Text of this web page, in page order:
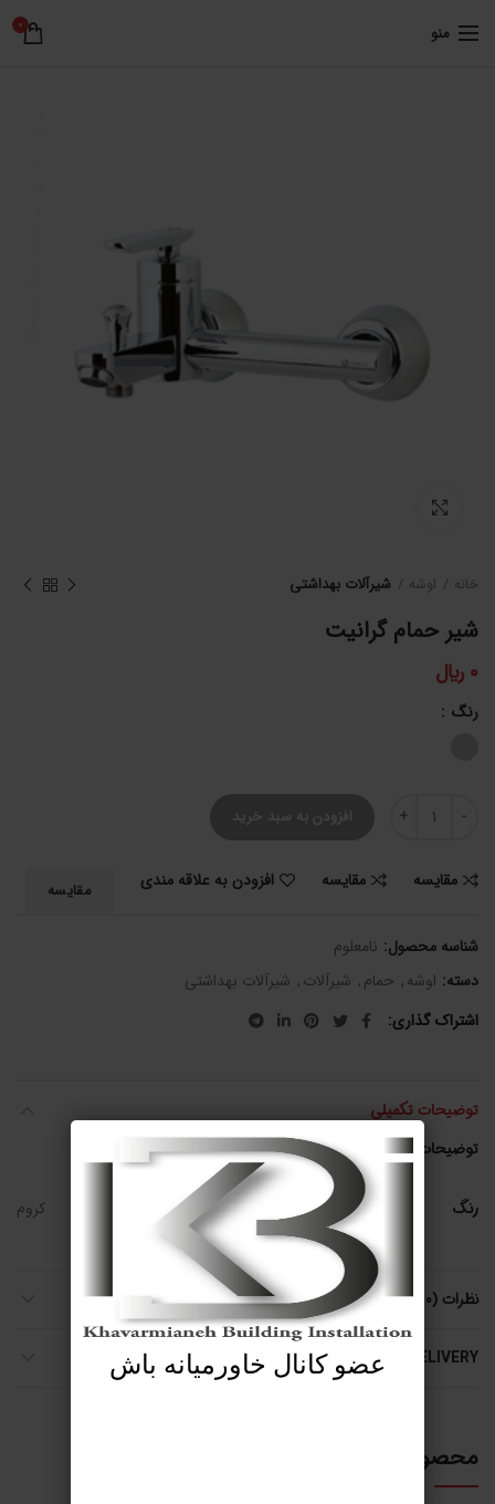
منو 0
خانه اوشه شیرآلات بهداشتی
شیر حمام گرانیت
0 ﷼
رنگ
شیر حمام گرانیت عددافزودن به سبد خرید
مقایسه مقایسه افزودن به علاقه مندی مقایسه
شناسه محصول: نامعلوم
دسته: اوشه, حمام, شیرآلات, شیرآلات بهداشتی
اشتراک گذاری
توضیحات تکمیلی
توضیحات تکمیلی
رنگ کروم
نظرات (0)
SHIPPING & DELIVERY
محصولات مرتبط
عضو کانال خاورمیانه باش